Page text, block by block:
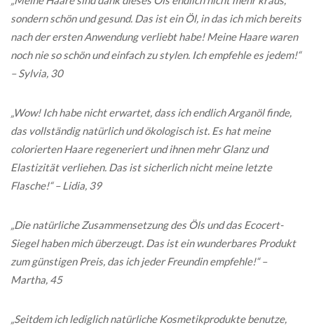
sondern schön und gesund. Das ist ein Öl, in das ich mich bereits
nach der ersten Anwendung verliebt habe! Meine Haare waren
noch nie so schön und einfach zu stylen. Ich empfehle es jedem!“
– Sylvia, 30
„Wow! Ich habe nicht erwartet, dass ich endlich Arganöl finde,
das vollständig natürlich und ökologisch ist. Es hat meine
colorierten Haare regeneriert und ihnen mehr Glanz und
Elastizität verliehen. Das ist sicherlich nicht meine letzte
Flasche!“ – Lidia, 39
„Die natürliche Zusammensetzung des Öls und das Ecocert-
Siegel haben mich überzeugt. Das ist ein wunderbares Produkt
zum günstigen Preis, das ich jeder Freundin empfehle!“ –
Martha, 45
„Seitdem ich lediglich natürliche Kosmetikprodukte benutze,